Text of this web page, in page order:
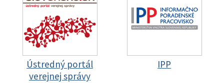
Ústredný portál
verejnej správy
IPP